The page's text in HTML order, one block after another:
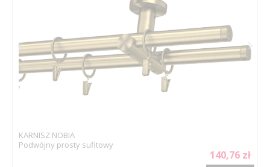
KARNISZ NOBIA
Podwójny prosty sufitowy
140,76 zł